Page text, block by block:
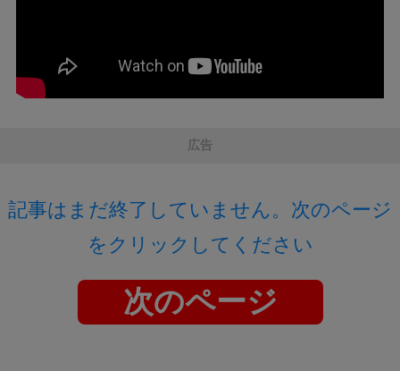
広告
記事はまだ終了していません。次のページ
をクリックしてください
次のページ